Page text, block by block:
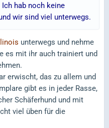
hab noch keine
wir sind viel unterwegs.
unterwegs und nehme
es mit ihr auch trainiert und
erwischt, das zu allem und
gibt es in jeder Rasse,
Schäferhund und mit
viel üben für die